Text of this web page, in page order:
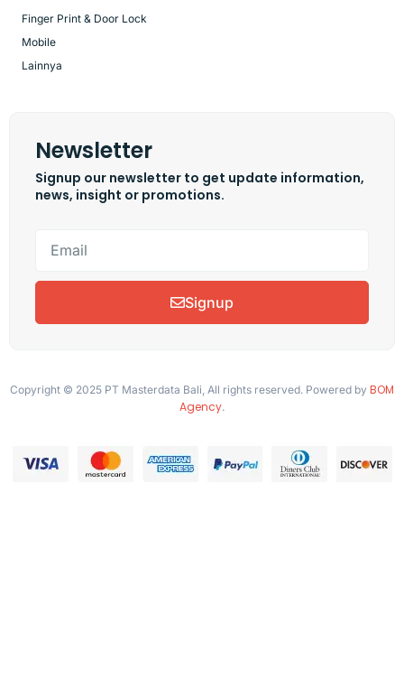
Finger Print & Door Lock
Mobile
Lainnya
Newsletter
Signup our newsletter to get update information,
news, insight or promotions.
Signup
Copyright © 2025 PT Masterdata Bali, All rights reserved. Powered by BOM
Agency.